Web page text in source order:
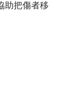
助把傷者移